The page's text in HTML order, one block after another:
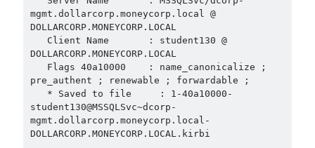
Arşivler
Temmuz 2026 (24)
Haziran 2026 (15)
Ekim 2025(1)
Aralık 2024(1)
Ocak 2024(1)
mgmt.dollarcorp.moneycorp.local @
DOLLARCORP.MONEYCORP.LOCAL
DOLLARCORP.MONEYCORP.LOCAL
pre_authent ; renewable ; forwardable ;
student130@MSSQLSvc~dcorp-
mgmt.dollarcorp.moneycorp.local-
DOLLARCORP.MONEYCORP.LOCAL.kirbi